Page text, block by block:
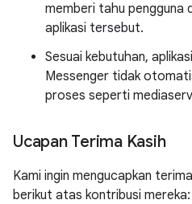
memberi tahu pengguna
aplikasi tersebut.
Sesuai kebutuhan,
Messenger tidak
proses seperti
Ucapan Terima Kasih
Kami ingin mengucapkan
berikut atas kontribusi mereka: